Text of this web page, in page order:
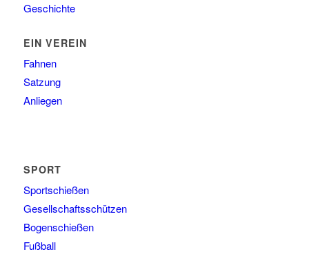
Geschichte
EIN VEREIN
Fahnen
Satzung
Anliegen
SPORT
Sportschießen
Gesellschaftsschützen
Bogenschießen
Fußball